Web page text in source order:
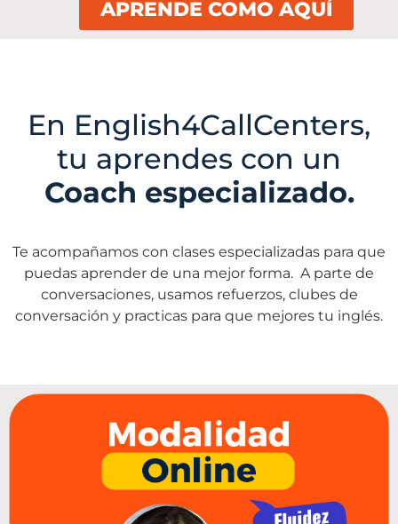
APRENDE COMO AQUÍ
En English4CallCenters,
tu aprendes con un
Coach especializado.
Te acompañamos con clases especializadas para que
puedas aprender de una mejor forma. A parte de
conversaciones, usamos refuerzos, clubes de
conversación y practicas para que mejores tu inglés.